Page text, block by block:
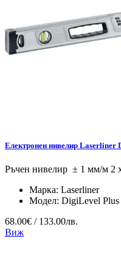
Електронен нивелир Laserliner
Ръчен нивелир ± 1 мм/м 2
Марка: Laserliner
Модел: DigiLevel Plus
68.00€ / 133.00лв.
Виж